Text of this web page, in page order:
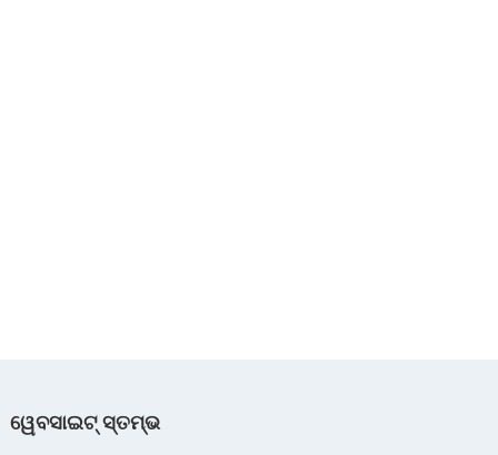
ୱେବସାଇଟ୍ ସ୍ତମ୍ଭ